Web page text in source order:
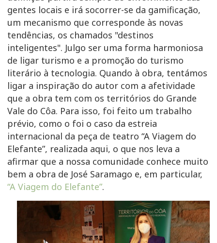
gentes locais e irá socorrer-se da gamificação,
um mecanismo que corresponde às novas
tendências, os chamados "destinos
inteligentes". Julgo ser uma forma harmoniosa
de ligar turismo e a promoção do turismo
literário à tecnologia. Quando à obra, tentámos
ligar a inspiração do autor com a afetividade
que a obra tem com os territórios do Grande
Vale do Côa. Para isso, foi feito um trabalho
prévio, como o foi o caso da estreia
internacional da peça de teatro “A Viagem do
Elefante”, realizada aqui, o que nos leva a
afirmar que a nossa comunidade conhece muito
bem a obra de José Saramago e, em particular,
“A Viagem do Elefante”.